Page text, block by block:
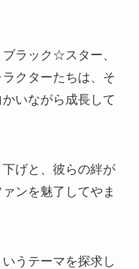
ラック☆スター、
クターたちは、そ
いながら成長して
げと、彼らの絆が
ンを魅了してやま
うテーマを探求し